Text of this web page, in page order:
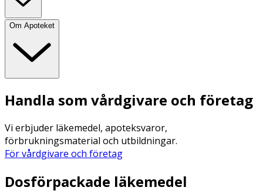
Om Apoteket
Handla som vårdgivare och företag
Vi erbjuder läkemedel, apoteksvaror,
förbrukningsmaterial och utbildningar.
För vårdgivare och företag
Dosförpackade läkemedel